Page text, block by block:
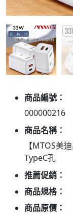
商品編號：
000000216
商品名稱：
【MTOS美
TypeC孔
推薦促銷：
商品規格：
商品原價：